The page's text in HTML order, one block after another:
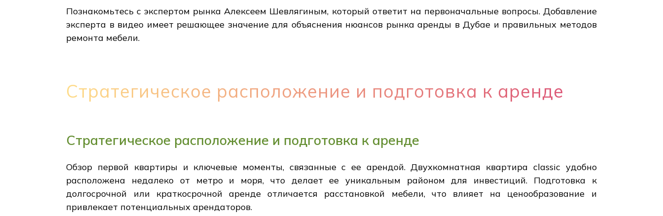
Познакомьтесь с экспертом рынка Алексеем Шевлягиным, который ответит на первоначальные вопросы. Добавление
эксперта в видео имеет решающее значение для объяснения нюансов рынка аренды в Дубае и правильных методов
ремонта мебели.
Стратегическое расположение и подготовка к аренде
Стратегическое расположение и подготовка к аренде
Обзор первой квартиры и ключевые моменты, связанные с ее арендой. Двухкомнатная квартира classic удобно
расположена недалеко от метро и моря, что делает ее уникальным районом для инвестиций. Подготовка к
долгосрочной или краткосрочной аренде отличается расстановкой мебели, что влияет на ценообразование и
привлекает потенциальных арендаторов.